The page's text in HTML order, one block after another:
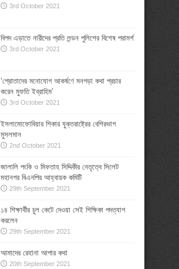
3rd October 2021
বিপদ এড়াতে নারীদের প্রতি লন্ডন পুলিশের বিশেষ পরামর্শ
3rd October 2021
‘শ্রোতাদের মনোযোগ আকর্ষণে মনগড়া কথা প্রচার
করেন মুফতি ইব্রাহিম’
3rd October 2021
ইসলামোফোবিয়ার শিকার যুক্তরাষ্ট্রের বেশিরভাগ
মুসলমান
2nd October 2021
জালালি পংকি ও মিফতাহ সিদ্দিকীর নেতৃত্বে সিলেট
মহানগর বিএনপির আহ্বায়ক কমিটি
29th September 2021
১৪ শিক্ষার্থীর চুল কেটে দেওয়া সেই শিক্ষিকা পদত্যাগ
করলেন
29th September 2021
আমাদের রেহানা আপার কথা
20th September 2021